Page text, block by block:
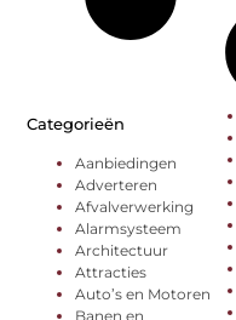
Categorieën
Aanbiedingen
Adverteren
Afvalverwerking
Alarmsysteem
Architectuur
Attracties
Auto’s en Motoren
Banen en